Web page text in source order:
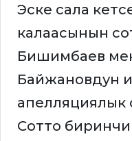
Эске сала
калаасынын
Бишимбаев
Байжановдун
апелляциялык
Сотто